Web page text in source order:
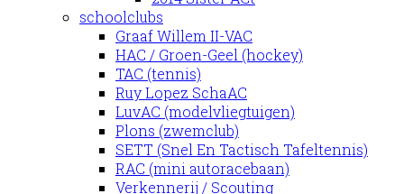
schoolclubs
Graaf Willem II-VAC
HAC / Groen-Geel (hockey)
TAC (tennis)
Ruy Lopez SchaAC
LuvAC (modelvliegtuigen)
Plons (zwemclub)
SETT (Snel En Tactisch Tafeltennis)
RAC (mini autoracebaan)
Verkennerij / Scouting